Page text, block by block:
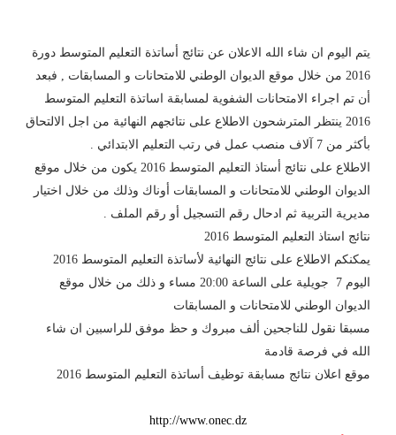
يتم اليوم ان شاء الله الاعلان عن نتائج أساتذة التعليم المتوسط دورة
2016 من خلال موقع الديوان الوطني للامتحانات و المسابقات , فبعد
أن تم اجراء الامتحانات الشفوية لمسابقة اساتذة التعليم المتوسط
2016 ينتظر المترشحون الاطلاع على نتائجهم النهائية من اجل الالتحاق
بأكثر من 7 آلاف منصب عمل في رتب التعليم الابتدائي .
الاطلاع على نتائج أستاذ التعليم المتوسط 2016 يكون من خلال موقع
الديوان الوطني للامتحانات و المسابقات أوناك وذلك من خلال اختيار
مديرية التربية ثم ادحال رقم التسجيل أو رقم الملف .
نتائج استاذ التعليم المتوسط 2016
يمكنكم الاطلاع على نتائج النهائية لأساتذة التعليم المتوسط 2016
اليوم 7 جويلية على الساعة 20:00 مساء و ذلك من خلال موقع
الديوان الوطني للامتحانات و المسابقات
مسبقا نقول للناجحين ألف مبروك و حظ موفق للراسبين ان شاء
الله في فرصة قادمة
موقع اعلان نتائج مسابقة توظيف أساتذة التعليم المتوسط 2016
http://www.onec.dz